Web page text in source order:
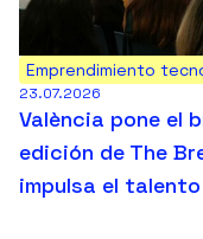
Emprendimiento
23.07.2026
València pone el
edición de The
impulsa el